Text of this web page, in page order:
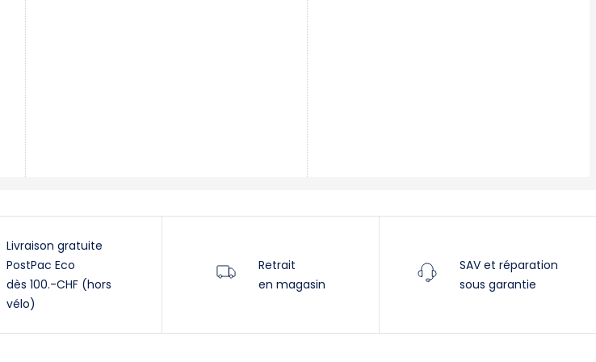
Livraison gratuite
PostPac Eco
dès 100.-CHF (hors
vélo)
Retrait
en magasin
SAV et réparation
sous garantie